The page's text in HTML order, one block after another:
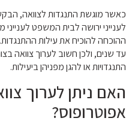
כאשר מוגשת התנגדות לצוואה,
לענייני ירושה לבית המשפט
ההוכחה להוכיח את עילות
עד שנים, ולכן חשוב לערוך צוואה
התנגדויות או להגן מפניהן ביעילות.
האם ניתן לערוך
אפוטרופוס?